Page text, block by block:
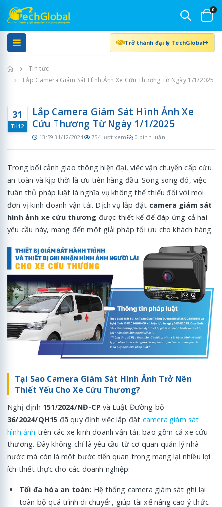
0
Trở thành đại lý TechGlobal
Trang chủ
Tin tức
Lắp Camera Giám Sát Hình Ảnh Xe Cứu Thương Từ Ngày 1/1/2025
31
TH12
Lắp Camera Giám Sát Hình Ảnh Xe
Cứu Thương Từ Ngày 1/1/2025
13:59 31/12/2024 754 lượt xem 0 bình luận
Trong bối cảnh giao thông hiện đại, việc vận chuyển cấp cứu
an toàn và kịp thời là ưu tiên hàng đầu. Song song đó, việc
tuân thủ pháp luật là nghĩa vụ không thể thiếu đối với mọi
đơn vị kinh doanh vận tải. Dịch vụ lắp đặt camera giám sát
hình ảnh xe cứu thương được thiết kế để đáp ứng cả hai
yêu cầu này, mang đến một giải pháp tối ưu cho khách hàng.
Tại Sao Camera Giám Sát Hình Ảnh Trở Nên
Thiết Yếu Cho Xe Cứu Thương?
Nghị định 151/2024/NĐ-CP và Luật Đường bộ
36/2024/QH15 đã quy định việc lắp đặt camera giám sát
hình ảnh trên các xe kinh doanh vận tải, bao gồm cả xe cứu
thương. Đây không chỉ là yêu cầu từ cơ quan quản lý nhà
nước mà còn là một bước tiến quan trọng mang lại nhiều lợi
ích thiết thực cho các doanh nghiệp:
Tối đa hóa an toàn: Hệ thống camera giám sát ghi lại
toàn bộ quá trình di chuyển, giúp tài xế nâng cao ý thức